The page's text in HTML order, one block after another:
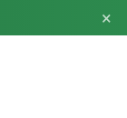
×